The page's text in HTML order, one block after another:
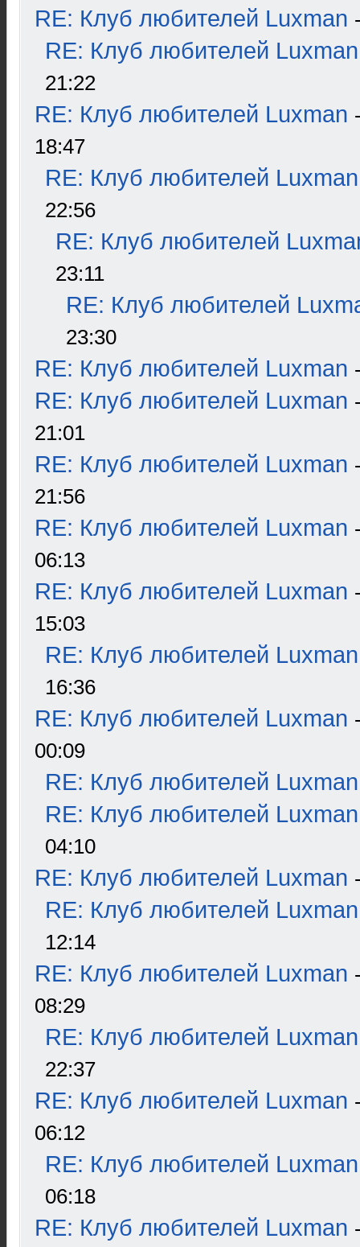
RE: Клуб любителей Luxman
RE: Клуб любителей Luxman
21:22
RE: Клуб любителей Luxman
18:47
RE: Клуб любителей Luxman
22:56
RE: Клуб любителей
23:11
RE: Клуб любителей
23:30
RE: Клуб любителей Luxman
RE: Клуб любителей Luxman
21:01
RE: Клуб любителей Luxman
21:56
RE: Клуб любителей Luxman
06:13
RE: Клуб любителей Luxman
15:03
RE: Клуб любителей Luxman
16:36
RE: Клуб любителей Luxman
00:09
RE: Клуб любителей Luxman
RE: Клуб любителей Luxman
04:10
RE: Клуб любителей Luxman
RE: Клуб любителей Luxman
12:14
RE: Клуб любителей Luxman
08:29
RE: Клуб любителей Luxman
22:37
RE: Клуб любителей Luxman
06:12
RE: Клуб любителей Luxman
06:18
RE: Клуб любителей Luxman